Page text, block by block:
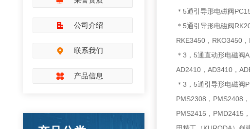
＊5通引导形电磁阀
＊5通引导形电磁阀
RKE3450，RKO3450
＊3，5通直动形电磁阀
AD2410，AD3410，
＊3，5通引导形电磁阀
PMS2308，PMS2408
PMS2415，PMD2415
公司介绍
联系我们
产品信息